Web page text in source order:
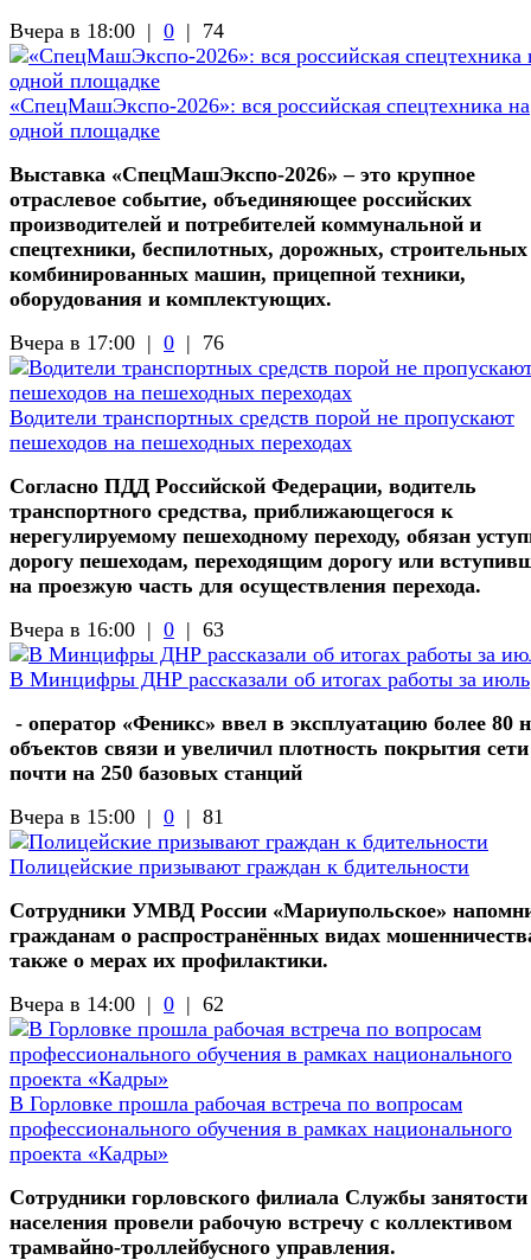
Вчера в 18:00 | 0 | 74
«СпецМашЭкспо-2026»: вся российская спецтехника на
одной площадке
Выставка «СпецМашЭкспо-2026» – это крупное
отраслевое событие, объединяющее российских
производителей и потребителей коммунальной и
спецтехники, беспилотных, дорожных,
комбинированных машин, прицепной техники,
оборудования и комплектующих.
Вчера в 17:00 | 0 | 76
Водители транспортных средств порой не пропускают
пешеходов на пешеходных переходах
Согласно ПДД Российской Федерации, водитель
транспортного средства, приближающегося к
нерегулируемому пешеходному переходу, обязан
дорогу пешеходам, переходящим дорогу или
на проезжую часть для осуществления перехода.
Вчера в 16:00 | 0 | 63
В Минцифры ДНР рассказали об итогах работы за июль
- оператор «Феникс» ввел в эксплуатацию более 80
объектов связи и увеличил плотность покрытия сети
почти на 250 базовых станций
Вчера в 15:00 | 0 | 81
Полицейские призывают граждан к бдительности
Сотрудники УМВД России «Мариупольское»
гражданам о распространённых видах
также о мерах их профилактики.
Вчера в 14:00 | 0 | 62
В Горловке прошла рабочая встреча по вопросам
профессионального обучения в рамках национального
проекта «Кадры»
Сотрудники горловского филиала Службы занятости
населения провели рабочую встречу с коллективом
трамвайно-троллейбусного управления.